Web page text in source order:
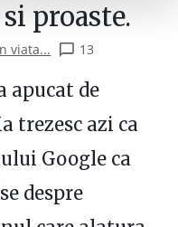
proaste.
viata... 13
apucat de
trezesc azi ca
Google ca
despre